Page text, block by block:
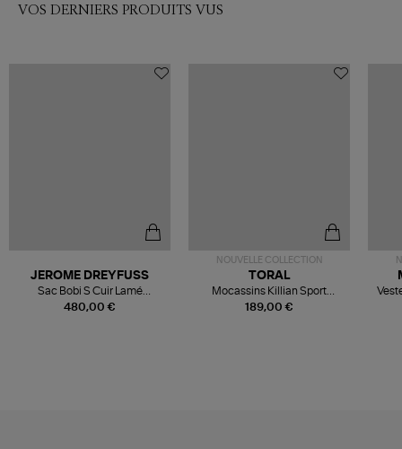
VOS DERNIERS PRODUITS VUS
480,00 €
JEROME DREYFUSS
Sac Bobi S Cuir Lamé
Champagne
NOUVELLE COLLECTION
189,00 €
TORAL
Mocassins Killian Sport
Mousse